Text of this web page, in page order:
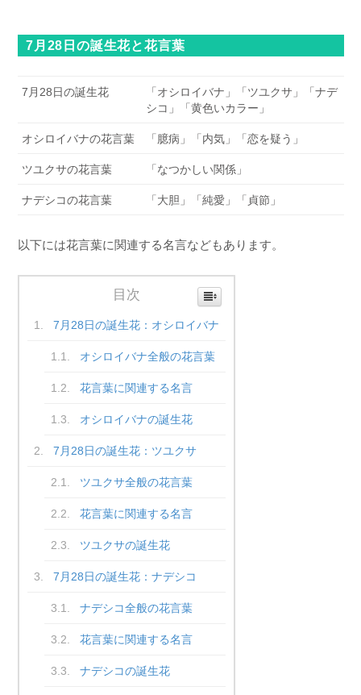
7月28日の誕生花と花言葉
7月28日の誕生花
「オシロイバナ」「ツユクサ」「ナデ
シコ」「黄色いカラー」
オシロイバナの花言葉 「臆病」「内気」「恋を疑う」
ツユクサの花言葉 「なつかしい関係」
ナデシコの花言葉 「大胆」「純愛」「貞節」
以下には花言葉に関連する名言などもあります。
目次
7月28日の誕生花：オシロイバナ
オシロイバナ全般の花言葉
花言葉に関連する名言
オシロイバナの誕生花
7月28日の誕生花：ツユクサ
ツユクサ全般の花言葉
花言葉に関連する名言
ツユクサの誕生花
7月28日の誕生花：ナデシコ
ナデシコ全般の花言葉
花言葉に関連する名言
ナデシコの誕生花